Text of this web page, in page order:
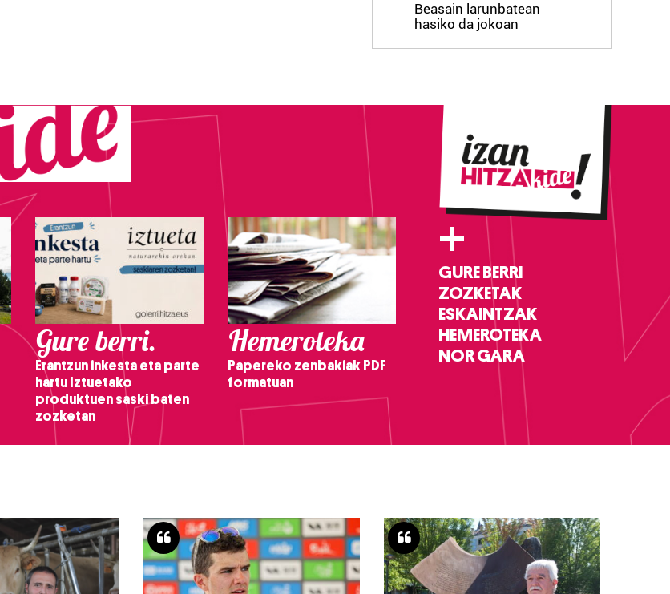
Beasain larunbatean
hasiko da jokoan
Gure berri.
Erantzun inkesta eta parte
hartu Iztuetako
produktuen saski baten
zozketan
Hemeroteka
Papereko zenbakiak PDF
formatuan
+
GURE BERRI
ZOZKETAK
ESKAINTZAK
HEMEROTEKA
NOR GARA